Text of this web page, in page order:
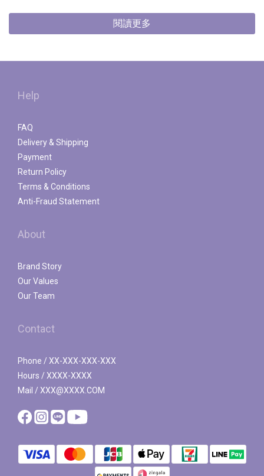
閱讀更多
Help
FAQ
Delivery & Shipping
Payment
Return Policy
Terms & Conditions
Anti-Fraud Statement
About
Brand Story
Our Values
Our Team
Contact
Phone / XX-XXX-XXX-XXX
Hours / XXXX-XXXX
Mail / XXX@XXXX.COM